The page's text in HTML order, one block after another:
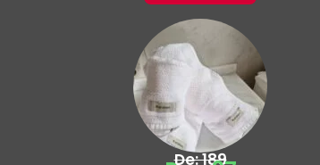
De: 189